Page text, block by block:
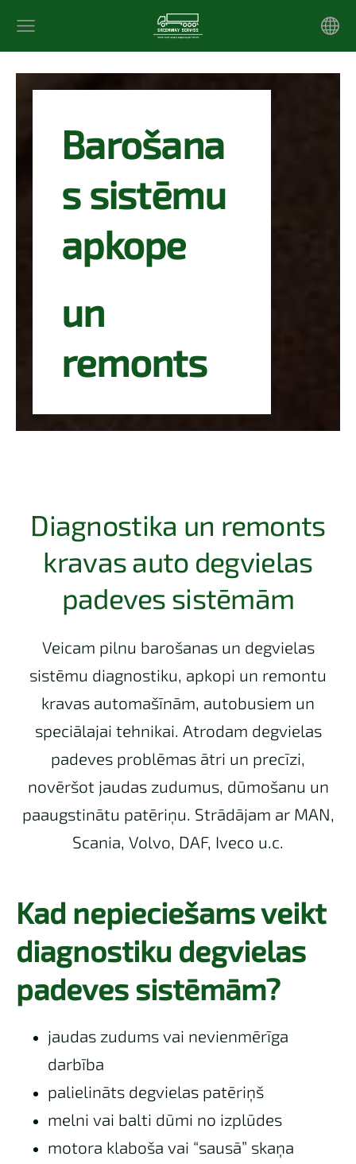
Barošana
s sistēmu
apkope
un
remonts
Diagnostika un remonts
kravas auto degvielas
padeves sistēmām
Veicam pilnu barošanas un degvielas
sistēmu diagnostiku, apkopi un remontu
kravas automašīnām, autobusiem un
speciālajai tehnikai. Atrodam degvielas
padeves problēmas ātri un precīzi,
novēršot jaudas zudumus, dūmošanu un
paaugstinātu patēriņu. Strādājam ar MAN,
Scania, Volvo, DAF, Iveco u.c.
Kad nepieciešams veikt
diagnostiku degvielas
padeves sistēmām?
jaudas zudums vai nevienmērīga
darbība
palielināts degvielas patēriņš
melni vai balti dūmi no izplūdes
motora klaboša vai “sausā” skaņa